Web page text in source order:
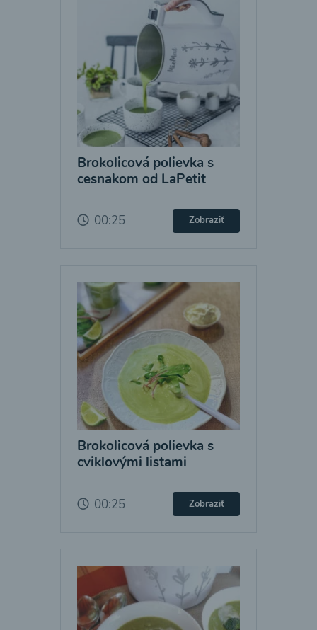
Brokolicová polievka s
cesnakom od LaPetit
00:25 Zobraziť
Brokolicová polievka s
cviklovými listami
00:25 Zobraziť